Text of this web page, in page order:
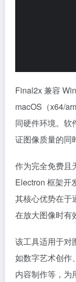
Final2x 兼容
macOS（x64/
同硬件环境。软
证图像质量的同
作为完全免费且
Electron 框架开
其核心优势在于
在放大图像时有
该工具适用于对
如数字艺术创作
内容制作等，为